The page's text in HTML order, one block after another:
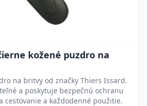
kožené puzdro na
na britvy od značky Thiers Issard.
a poskytuje bezpečnú ochranu
cestovanie a každodenné použitie.